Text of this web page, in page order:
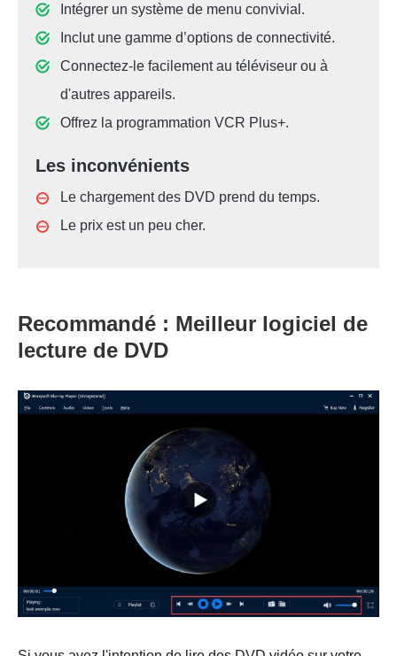
Intégrer un système de menu convivial.
Inclut une gamme d’options de connectivité.
Connectez-le facilement au téléviseur ou à
d'autres appareils.
Offrez la programmation VCR Plus+.
Les inconvénients
Le chargement des DVD prend du temps.
Le prix est un peu cher.
Recommandé : Meilleur logiciel de
lecture de DVD